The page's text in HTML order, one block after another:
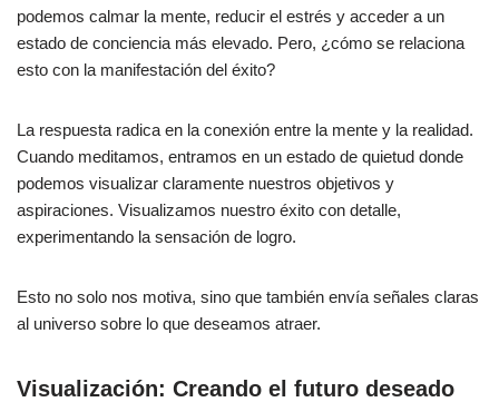
podemos calmar la mente, reducir el estrés y acceder a un
estado de conciencia más elevado. Pero, ¿cómo se relaciona
esto con la manifestación del éxito?
La respuesta radica en la conexión entre la mente y la realidad.
Cuando meditamos, entramos en un estado de quietud donde
podemos visualizar claramente nuestros objetivos y
aspiraciones. Visualizamos nuestro éxito con detalle,
experimentando la sensación de logro.
Esto no solo nos motiva, sino que también envía señales claras
al universo sobre lo que deseamos atraer.
Visualización: Creando el futuro deseado